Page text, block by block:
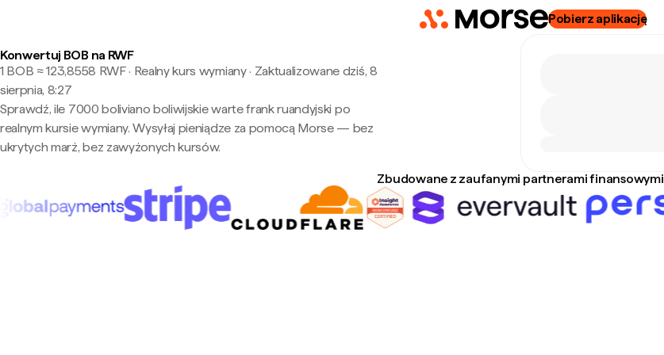
Pobierz aplikację
Konwertuj BOB na RWF
1 BOB ≈ 123,8558 RWF · Realny kurs wymiany· Zaktualizowane dziś, 8
sierpnia, 8:27
Sprawdź, ile 7000 boliviano boliwijskie warte frank ruandyjski po
realnym kursie wymiany. Wysyłaj pieniądze za pomocą Morse — bez
ukrytych marż, bez zawyżonych kursów.
Zbudowane z zaufanymi partnerami finansowymi